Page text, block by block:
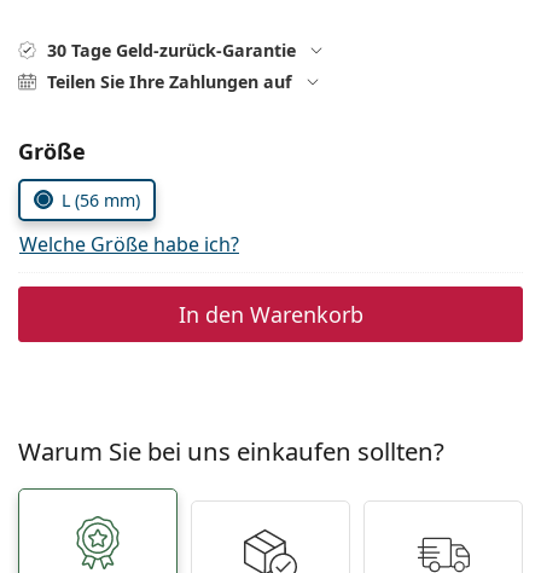
Prada
30 Tage Geld-zurück-Garantie
Teilen Sie Ihre Zahlungen auf
Parameter wählen
Größe
L (56 mm)
Welche Größe habe ich?
In den Warenkorb
Warum Sie bei uns einkaufen sollten?